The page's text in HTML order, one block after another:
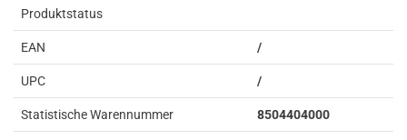
Produktstatus
EAN /
UPC /
Statistische Warennummer 8504404000